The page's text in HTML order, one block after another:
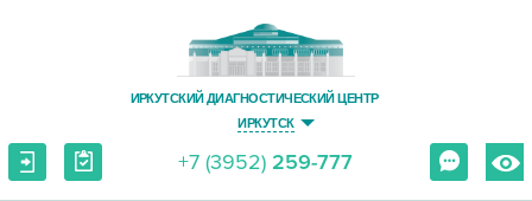
ИРКУТСКИЙ ДИАГНОСТИЧЕСКИЙ ЦЕНТР
ИРКУТСК
+7 (3952) 259-777